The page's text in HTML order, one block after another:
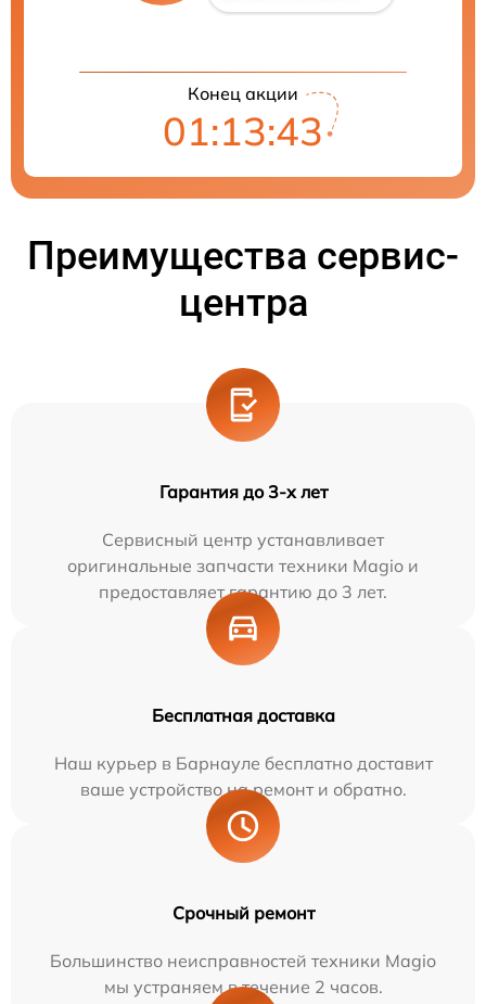
Конец акции
01:13:42
Преимущества сервис-
центра
Гарантия до 3-х лет
Сервисный центр устанавливает
оригинальные запчасти техники Magio и
предоставляет гарантию до 3 лет.
Бесплатная доставка
Наш курьер в Барнауле бесплатно доставит
ваше устройство на ремонт и обратно.
Срочный ремонт
Большинство неисправностей техники Magio
мы устраняем в течение 2 часов.